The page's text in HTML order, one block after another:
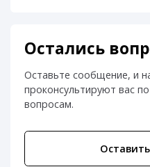
Остались
Оставьте сообщение, и
проконсультируют вас
вопросам.